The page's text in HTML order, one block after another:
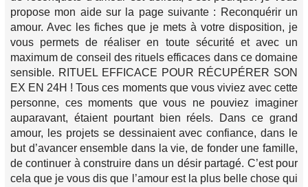
propose mon aide sur la page suivante : Reconquérir un
amour. Avec les fiches que je mets à votre disposition, je
vous permets de réaliser en toute sécurité et avec un
maximum de conseil des rituels efficaces dans ce domaine
sensible. RITUEL EFFICACE POUR RÉCUPÉRER SON
EX EN 24H ! Tous ces moments que vous viviez avec cette
personne, ces moments que vous ne pouviez imaginer
auparavant, étaient pourtant bien réels. Dans ce grand
amour, les projets se dessinaient avec confiance, dans le
but d’avancer ensemble dans la vie, de fonder une famille,
de continuer à construire dans un désir partagé. C’est pour
cela que je vous dis que l’amour est la plus belle chose qui